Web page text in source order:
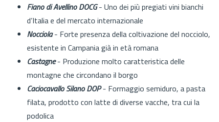
Fiano di Avellino DOCG - Uno dei più pregiati vini bianchi
d’Italia e del mercato internazionale
Nocciola- Forte presenza della coltivazione del nocciolo,
esistente in Campania già in età romana
Castagne- Produzione molto caratteristica delle
montagne che circondano il borgo
Caciocavallo Silano DOP- Formaggio semiduro, a pasta
filata, prodotto con latte di diverse vacche, tra cui la
podolica